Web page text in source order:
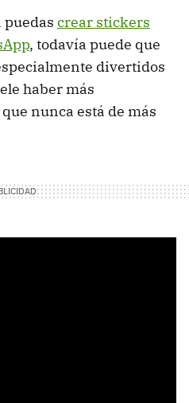
puedas crear stickers
, todavía puede que
divertidos
haber más
nunca está de más